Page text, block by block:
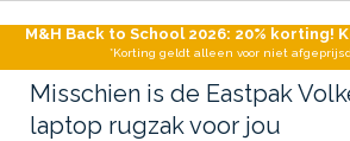
M&H Back to School 2026: 20% korting!
*Korting geldt alleen voor niet
Misschien is de Eastpak
laptop rugzak voor jou